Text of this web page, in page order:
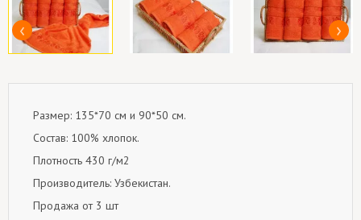
Размер: 135*70 см и 90*50 см.
Состав: 100% хлопок.
Плотность 430 г/м2
Производитель: Узбекистан.
Продажа от 3 шт